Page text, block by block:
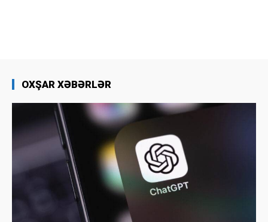
OXŞAR XƏBƏRLƏR